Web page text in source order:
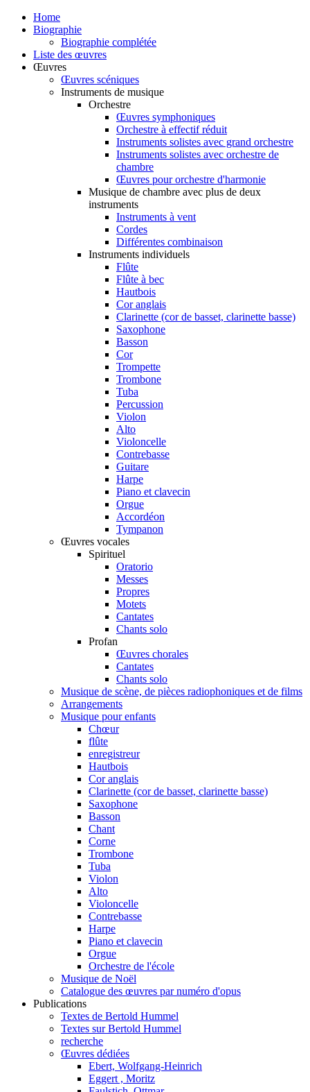
Home
Biographie
Biographie complétée
Liste des œuvres
Œuvres
Œuvres scéniques
Instruments de musique
Orchestre
Œuvres symphoniques
Orchestre à effectif réduit
Instruments solistes avec grand orchestre
Instruments solistes avec orchestre de
chambre
Œuvres pour orchestre d'harmonie
Musique de chambre avec plus de deux
instruments
Instruments à vent
Cordes
Différentes combinaison
Instruments individuels
Flûte
Flûte à bec
Hautbois
Cor anglais
Clarinette (cor de basset, clarinette basse)
Saxophone
Basson
Cor
Trompette
Trombone
Tuba
Percussion
Violon
Alto
Violoncelle
Contrebasse
Guitare
Harpe
Piano et clavecin
Orgue
Accordéon
Tympanon
Œuvres vocales
Spirituel
Oratorio
Messes
Propres
Motets
Cantates
Chants solo
Profan
Œuvres chorales
Cantates
Chants solo
Musique de scène, de pièces radiophoniques et de films
Arrangements
Musique pour enfants
Chœur
flûte
enregistreur
Hautbois
Cor anglais
Clarinette (cor de basset, clarinette basse)
Saxophone
Basson
Chant
Corne
Trombone
Tuba
Violon
Alto
Violoncelle
Contrebasse
Harpe
Piano et clavecin
Orgue
Orchestre de l'école
Musique de Noël
Catalogue des œuvres par numéro d'opus
Publications
Textes de Bertold Hummel
Textes sur Bertold Hummel
recherche
Œuvres dédiées
Ebert, Wolfgang-Heinrich
Eggert , Moritz